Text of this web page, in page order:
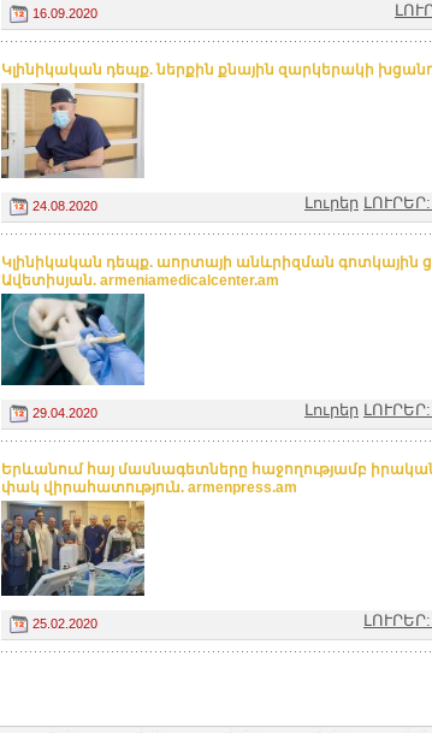
16.09.2020
Կլինիկական դեպք. ներքին քնային զարկերակի
24.08.2020 Լուրեր
Կլինիկական դեպք. աորտայի անևրիզման գոտկային
Ավետիսյան. armeniamedicalcenter.am
29.04.2020 Լուրեր
Երևանում հայ մասնագետները հաջողությամբ
փակ վիրահատություն. armenpress.am
25.02.2020